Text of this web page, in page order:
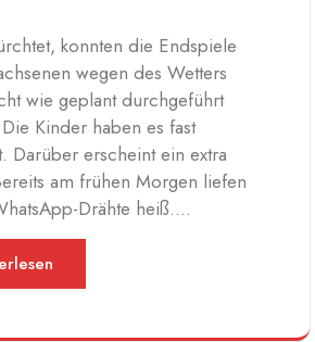
konnten die Endspiele
wegen des Wetters
wie geplant durchgeführt
Kinder haben es fast
Darüber erscheint ein extra
am frühen Morgen liefen
Drähte heiß.…